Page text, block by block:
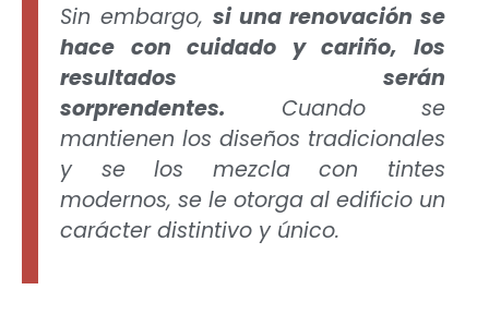
Sin embargo, si una renovación se
hace con cuidado y cariño, los
resultados serán
sorprendentes. Cuando se
mantienen los diseños tradicionales
y se los mezcla con tintes
modernos, se le otorga al edificio un
carácter distintivo y único.